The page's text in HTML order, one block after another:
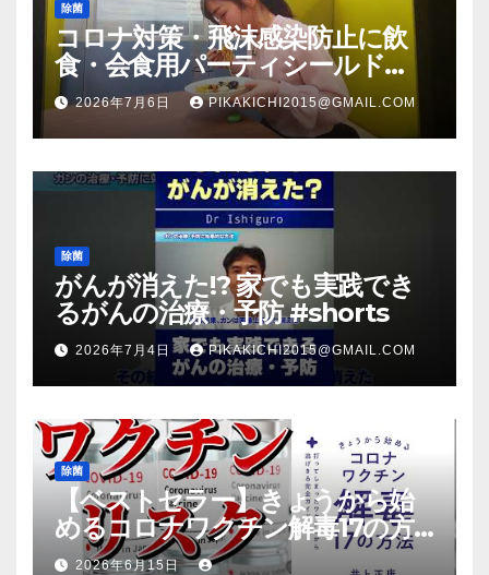
除菌
コロナ対策・飛沫感染防止に飲
食・会食用パーティシールド
（マスク会食代替品）ＦＢＣ福井
放送のＴＶ番組での紹介映像
2026年7月6日 PIKAKICHI2015@GMAIL.COM
除菌
がんが消えた!? 家でも実践でき
るがんの治療・予防 #shorts
2026年7月4日 PIKAKICHI2015@GMAIL.COM
除菌
【ベストセラー】きょうから始
めるコロナワクチン解毒17の方
法【本要約】
2026年6月15日